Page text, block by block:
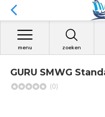
zoeken
menu
GURU SMWG
(0)